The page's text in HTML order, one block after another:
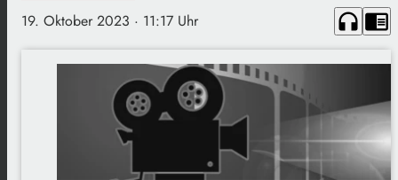
19. Oktober 2023 · 11:17 Uhr headphones chrome_reader_mode